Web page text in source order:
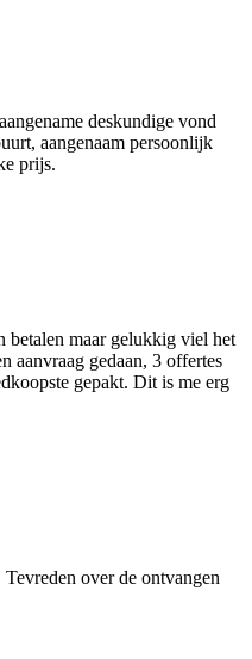
deskundige vond
aangenaam persoonlijk
prijs.
betalen maar gelukkig viel het
aanvraag gedaan, 3 offertes
gepakt. Dit is me erg
over de ontvangen